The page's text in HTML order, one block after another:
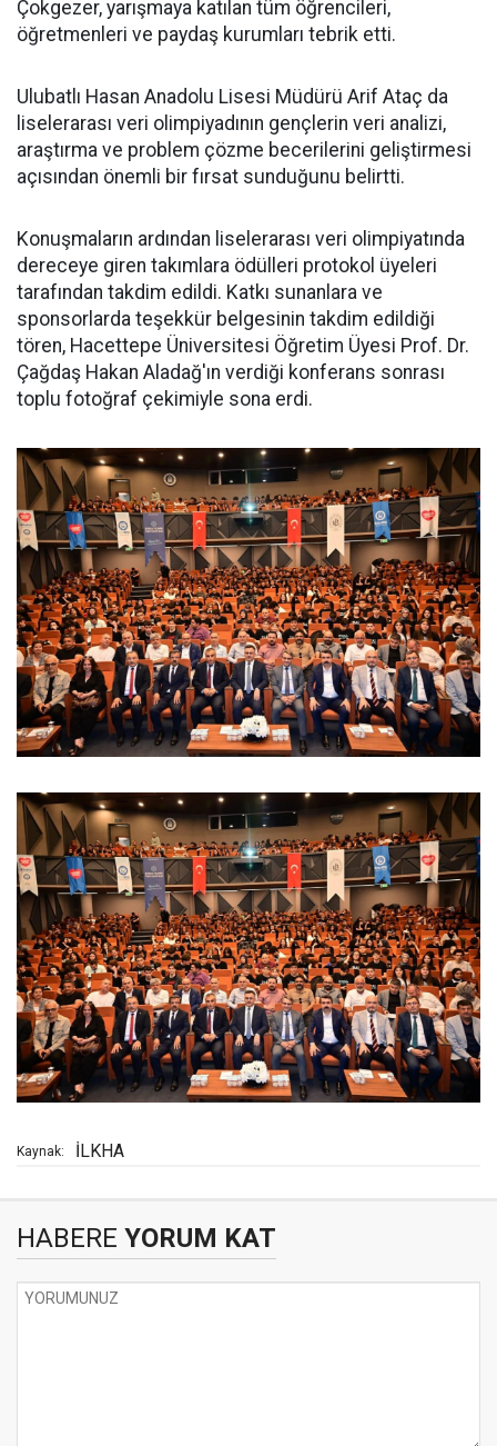
Çokgezer, yarışmaya katılan tüm öğrencileri,
öğretmenleri ve paydaş kurumları tebrik etti.
Ulubatlı Hasan Anadolu Lisesi Müdürü Arif Ataç da
liselerarası veri olimpiyadının gençlerin veri analizi,
araştırma ve problem çözme becerilerini geliştirmesi
açısından önemli bir fırsat sunduğunu belirtti.
Konuşmaların ardından liselerarası veri olimpiyatında
dereceye giren takımlara ödülleri protokol üyeleri
tarafından takdim edildi. Katkı sunanlara ve
sponsorlarda teşekkür belgesinin takdim edildiği
tören, Hacettepe Üniversitesi Öğretim Üyesi Prof. Dr.
Çağdaş Hakan Aladağ'ın verdiği konferans sonrası
toplu fotoğraf çekimiyle sona erdi.
Kaynak: İLKHA
HABERE YORUM KAT